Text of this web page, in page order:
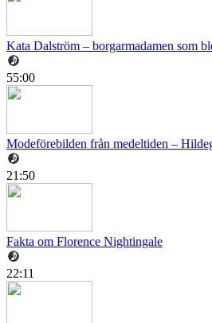
Kata Dalström – borgarmadamen som
55:00
Modeförebilden från medeltiden –
21:50
Fakta om Florence Nightingale
22:11